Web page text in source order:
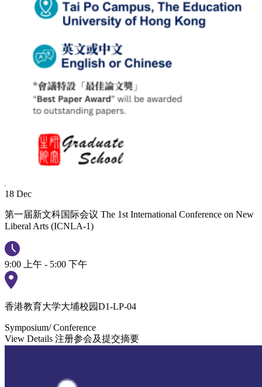
18 Dec
第一届新文科国际会议 The 1st International Conference on New
Liberal Arts (ICNLA-1)
9:00 上午 - 5:00 下午
香港教育大学大埔校园D1-LP-04
Symposium/ Conference
View Details 注册参会及提交摘要